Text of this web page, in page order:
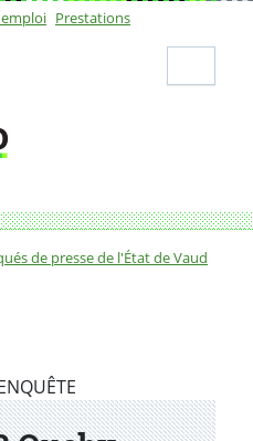
Prestations
de presse de l'État de Vaud
arrive en ville